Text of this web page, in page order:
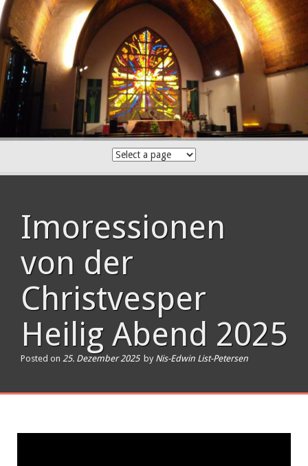
Skip
to
content
Imoressionen
von der
Christvesper
Heilig Abend 2025
Posted on 25. Dezember 2025 by Nis-Edwin List-Petersen